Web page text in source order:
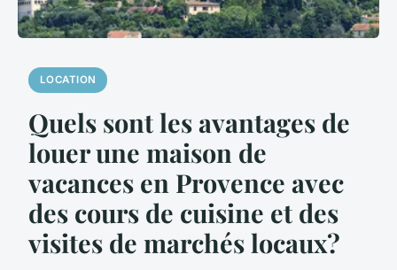
LOCATION
Quels sont les avantages de
louer une maison de
vacances en Provence avec
des cours de cuisine et des
visites de marchés locaux?